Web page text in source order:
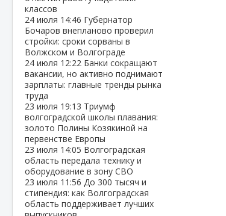
классов
24 июля 14:46 Губернатор
Бочаров внепланово проверил
стройки: сроки сорваны в
Волжском и Волгограде
24 июля 12:22 Банки сокращают
вакансии, но активно поднимают
зарплаты: главные тренды рынка
труда
23 июля 19:13 Триумф
волгоградской школы плавания:
золото Полины Козякиной на
первенстве Европы
23 июля 14:05 Волгоградская
область передала технику и
оборудование в зону СВО
23 июля 11:56 До 300 тысяч и
стипендия: как Волгоградская
область поддерживает лучших